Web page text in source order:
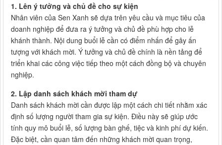
1. Lên ý tưởng và chủ đề cho sự kiện
Nhân viên của Sen Xanh sẽ dựa trên yêu cầu và mục tiêu của
doanh nghiệp để đưa ra ý tưởng và chủ đề phù hợp cho lễ
khánh thành. Nội dung buổi lễ cần có điểm nhấn để gây ấn
tượng với khách mời. Ý tưởng và chủ đề chính là nền tảng để
triển khai các công việc tiếp theo một cách đồng bộ và chuyên
nghiệp.
2. Lập danh sách khách mời tham dự
Danh sách khách mời cần được lập một cách chi tiết nhằm xác
định số lượng người tham gia sự kiện. Điều này sẽ giúp ước
tính quy mô buổi lễ, số lượng bàn ghế, tiệc và kinh phí dự kiến.
Đặc biệt, cần quan tâm đến những khách mời quan trọng,